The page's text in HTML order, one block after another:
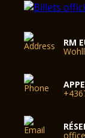
RM